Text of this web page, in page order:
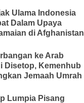
Ulama Indonesia
Dalam Upaya
di Afghanistan
ke Arab
Disetop, Kemenhub
Jemaah Umrah
Lumpia Pisang